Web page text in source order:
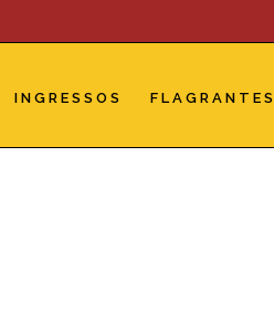
INGRESSOS FLAGRANTES